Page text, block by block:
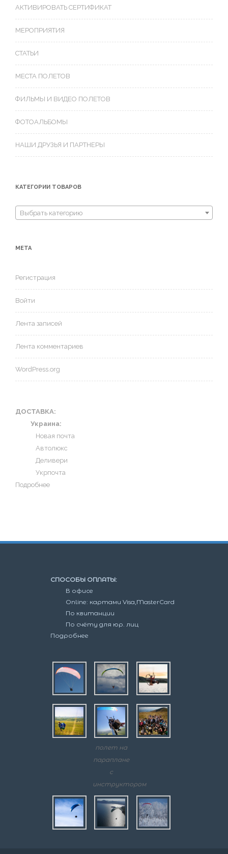
АКТИВИРОВАТЬ СЕРТИФИКАТ
МЕРОПРИЯТИЯ
СТАТЬИ
МЕСТА ПОЛЕТОВ
ФИЛЬМЫ И ВИДЕО ПОЛЕТОВ
ФОТОАЛЬБОМЫ
НАШИ ДРУЗЬЯ И ПАРТНЕРЫ
КАТЕГОРИИ ТОВАРОВ
Выбрать категорию
МЕТА
Регистрация
Войти
Лента записей
Лента комментариев
WordPress.org
ДОСТАВКА:
Украина:
Новая почта
Автолюкс
Деливери
Укрпочта
Подробнее
СПОСОБЫ ОПЛАТЫ:
В офисе
Online: картами Visa,MasterCard
По квитанции
По счёту для юр. лиц
Подробнее
полет на
параплане
с
инструктором